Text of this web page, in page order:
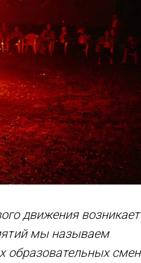
движения возникает
мы называем
образовательных смен